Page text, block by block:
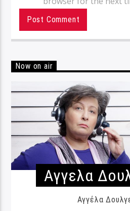
Now on air
Αγγελα
Αγγέλα